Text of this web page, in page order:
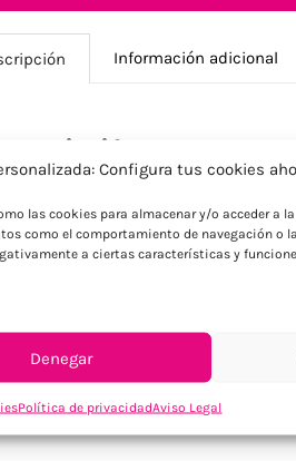
Configura tus cookies
las cookies para almacenar y/o acceder a
como el comportamiento de navegación o
a ciertas características y
Denegar
Política de privacidadAviso Legal
Información adicional
Descripción
Cargador inalámbrico de corcho con
un material natural, debido a su
final de la impresión por
13
Cargadores personalizados